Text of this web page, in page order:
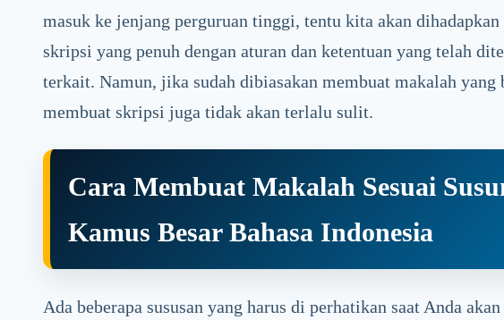
masuk ke jenjang perguruan tinggi, tentu kita akan dihadapkan
skripsi yang penuh dengan aturan dan ketentuan yang telah
terkait. Namun, jika sudah dibiasakan membuat makalah yang
membuat skripsi juga tidak akan terlalu sulit.
Cara Membuat Makalah Sesuai
Kamus Besar Bahasa Indonesia
Ada beberapa sususan yang harus di perhatikan saat Anda